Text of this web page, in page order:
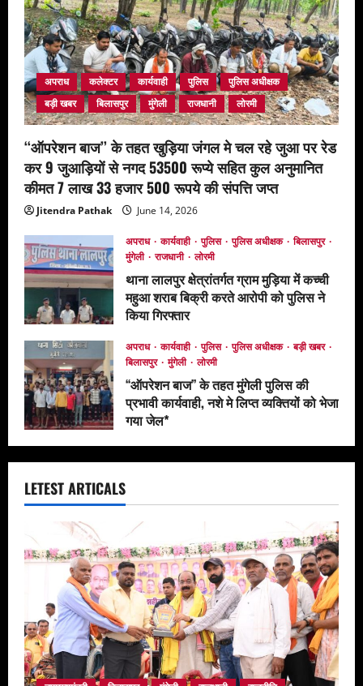
अपराध कलेक्टर कार्यवाही पुलिस
पुलिस अधीक्षक
बड़ी खबर
बिलासपुर मुंगेली राजधानी लोरमी
‘‘ऑपरेशन बाज’’ के तहत खुड़िया जंगल मे चल रहे जुआ पर रेड
कर 9 जुआड़ियों से नगद 53500 रूप्ये सहित कुल अनुमानित
कीमत 7 लाख 33 हजार 500 रूपये की संपत्ति जप्त
Jitendra Pathak June 14, 2026
अपराध कार्यवाही पुलिस पुलिस अधीक्षक
बिलासपुर
मुंगेली
राजधानी लोरमी
थाना लालपुर क्षेत्रांतर्गत ग्राम मुड़िया में कच्ची
महुआ शराब बिक्री करते आरोपी को पुलिस ने
किया गिरफ्तार
अपराध कार्यवाही पुलिस पुलिस अधीक्षक
बड़ी खबर
बिलासपुर
मुंगेली लोरमी
‘‘ऑपरेशन बाज’’ के तहत मुंगेली पुलिस की
प्रभावी कार्यवाही, नशे मे लिप्त व्यक्तियों को भेजा
गया जेल*
LETEST ARTICALS